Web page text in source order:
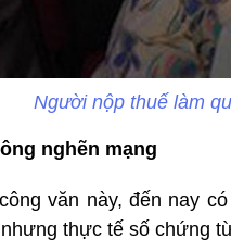
Người nộp thuế làm
nghẽn mạng
văn này, đến nay
thực tế số chứng